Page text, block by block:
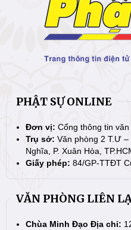
PHẬT SỰ ONLINE
Đơn vị: Cổng thông tin
Trụ sở: Văn phòng 2 T.Ư
Nghĩa, P. Xuân Hòa,
Giấy phép: 84/GP-TTĐT
VĂN PHÒNG LIÊN
Chùa Minh Đạo Địa chỉ: